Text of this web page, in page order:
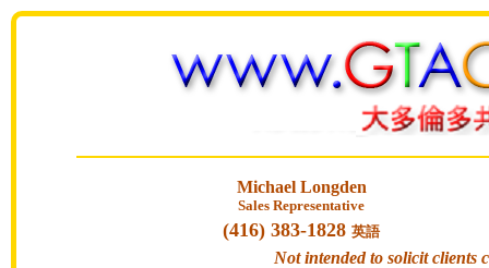
Michael Longden
Sales Representative
(416) 383-1828 英語
Not intended to solicit clients